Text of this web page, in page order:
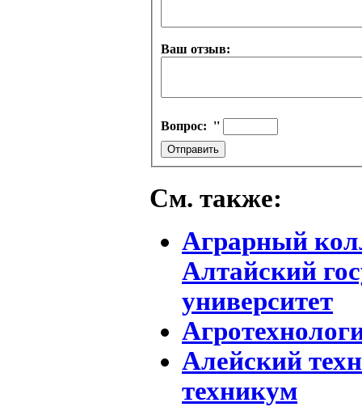
Ваш отзыв:
Вопрос: ''
См. также:
Аграрный
Алтайский
университет
Алейский
техникум